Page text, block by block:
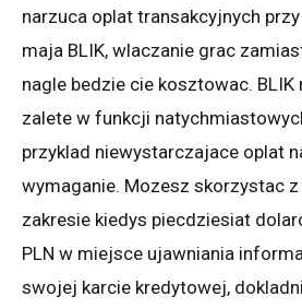
narzuca oplat transakcyjnych
maja BLIK, wlaczanie grac
nagle bedzie cie kosztowac.
zalete w funkcji
przyklad niewystarczajace oplat
wymaganie. Mozesz skorzystac
zakresie kiedys piecdziesiat
PLN w miejsce ujawniania
swojej karcie kredytowej,